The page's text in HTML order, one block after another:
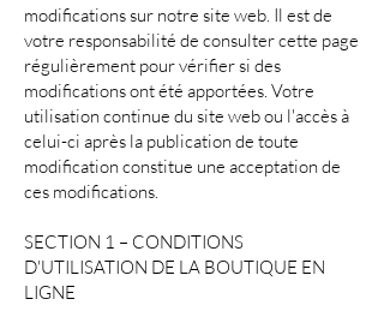
modifications sur notre site web. Il est de
votre responsabilité de consulter cette page
régulièrement pour vérifier si des
modifications ont été apportées. Votre
utilisation continue du site web ou l'accès à
celui-ci après la publication de toute
modification constitue une acceptation de
ces modifications.
SECTION 1 – CONDITIONS
D'UTILISATION DE LA BOUTIQUE EN
LIGNE